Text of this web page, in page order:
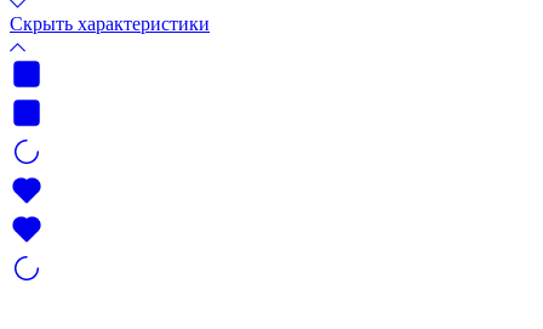
Скрыть характеристики